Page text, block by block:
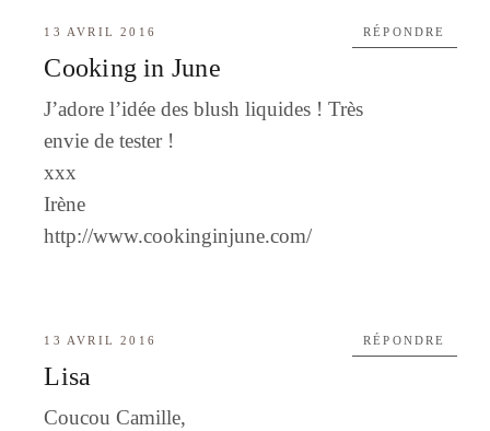
13 AVRIL 2016
Cooking in June
J’adore l’idée des blush liquides ! Très
envie de tester !
xxx
Irène
http://www.cookinginjune.com/
RÉPONDRE
13 AVRIL 2016
Lisa
Coucou Camille,
RÉPONDRE